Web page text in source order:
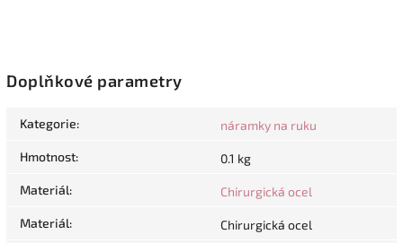
Doplňkové parametry
Kategorie: náramky na ruku
Hmotnost: 0.1 kg
Materiál: Chirurgická ocel
Materiál: Chirurgická ocel